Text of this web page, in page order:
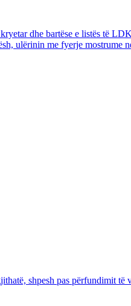
dhe bartëse e listës të
ulërinin me fyerje mostrume
shpesh pas përfundimit